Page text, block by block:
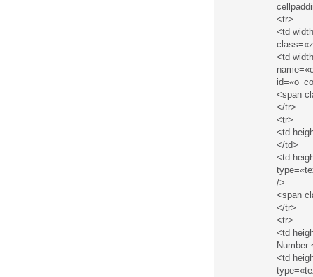
<tr>
<td
<td
<span
</tr>
<tr>
<td
</td>
<td
/>
<span
</tr>
<tr>
<td
<td